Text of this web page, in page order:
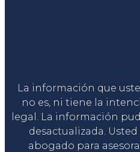
La información que
no es, ni tiene la
legal. La información
desactualizada.
abogado para